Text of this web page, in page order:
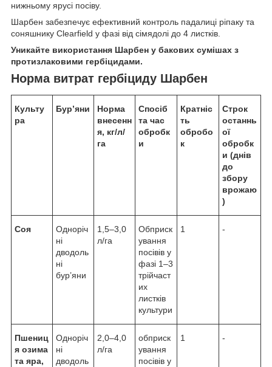
нижньому ярусі посіву.
Шарбен забезпечує ефективний контроль падалиці ріпаку та
соняшнику Clearfield у фазі від сімядолі до 4 листків.
Уникайте використання Шарбен у бакових сумішах з
протизлаковими гербіцидами.
Норма витрат гербіциду Шарбен
Культу
ра
Бур’яни
Норма
внесенн
я, кг/л/
га
Спосіб
та час
обробк
и
Кратніс
ть
обробо
к
Строк
останнь
ої
обробк
и (днів
до
збору
врожаю
)
Соя
Одноріч
ні
дводоль
ні
бур’яни
1,5–3,0
л/га
Обприск
ування
посівів у
фазі 1–3
трійчаст
их
листків
культури
1 -
Пшениц
я озима
та яра,
Одноріч
ні
дводоль
2,0–4,0
л/га
обприск
ування
посівів у
1 -